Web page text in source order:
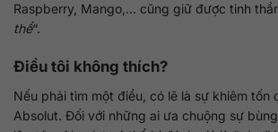
Raspberry, Mango,… cũng giữ được tinh
thể“.
Điều tôi không thích?
Nếu phải tìm một điều, có lẽ là sự khiêm tốn
Absolut. Đối với những ai ưa chuộng sự